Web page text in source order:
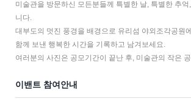
미술관을 방문하신 모든분들께 특별한 날, 특별한 추억
니다.
대부도의 멋진 풍경을 배경으로 유리섬 야외조각공원
함께 보낸 행복한 시간을 기록하고 남겨보세요.
여러분의 사진은 공모기간이 끝난 후, 미술관의 작은
이밴트 참여안내